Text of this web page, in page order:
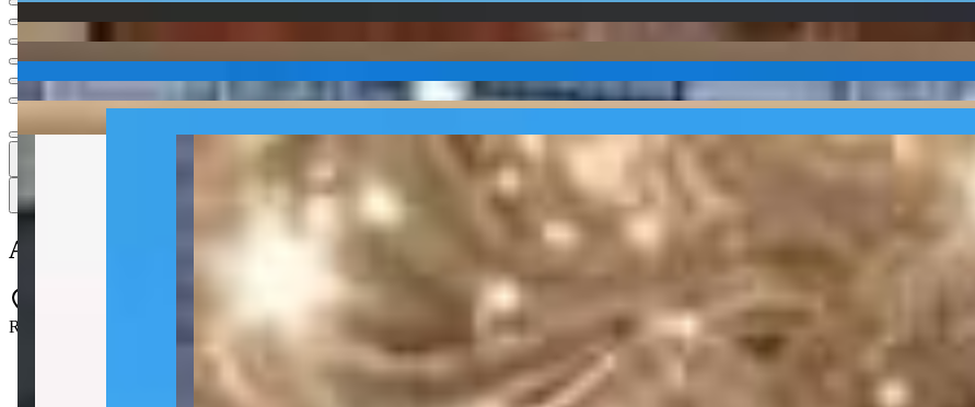
Apartamento à venda no Condomínio CNA Latitude PRD-0468
Rua 249 - Meia Praia - Itapema - SC